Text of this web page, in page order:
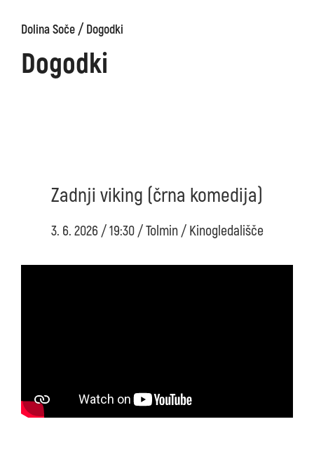
Dolina Soče/Dogodki
Dogodki
Zadnji viking (črna komedija)
3. 6. 2026 / 19:30 / Tolmin / Kinogledališče